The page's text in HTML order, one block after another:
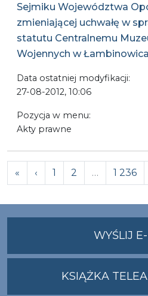
Sejmiku Województwa
zmieniającej uchwałę w
statutu Centralnemu
Wojennych w
Data ostatniej modyfikacji:
27-08-2012, 10:06
Pozycja w menu:
Akty prawne
« Previous
‹ 1 2 … 1 236
WYŚLIJ
KSIĄŻKA